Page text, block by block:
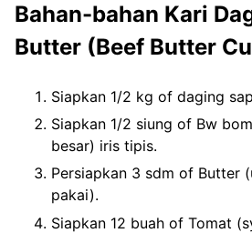
Bahan-bahan Kari
Butter (Beef Butter
Siapkan 1/2 kg of daging
Siapkan 1/2 siung of Bw
besar) iris tipis.
Persiapkan 3 sdm of Butter
pakai).
Siapkan 12 buah of Tomat